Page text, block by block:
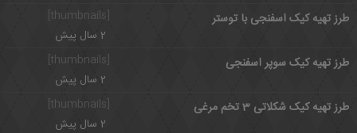
طرز تهیه کیک اسفنجی با توستر
2 سال پیش
[thumbnails]
طرز تهیه کیک سوپر اسفنجی
2 سال پیش
طرز تهیه کیک شکلاتی 3 تخم مرغی
2 سال پیش